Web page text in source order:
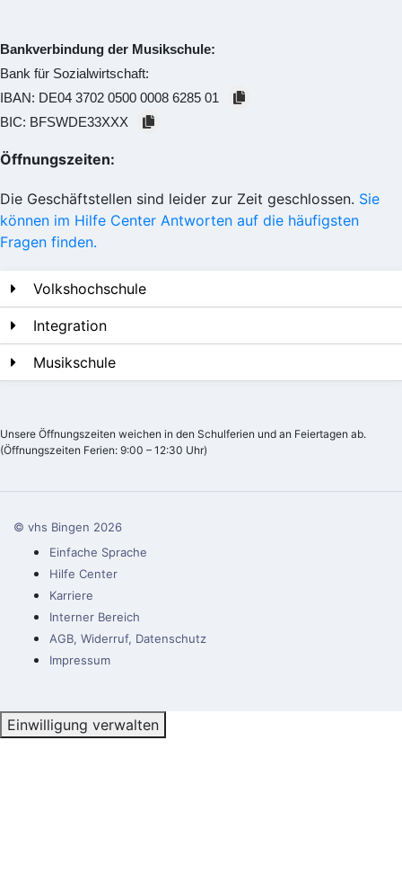
Bankverbindung der Musikschule:
Bank für Sozialwirtschaft:
IBAN: DE04 3702 0500 0008 6285 01
BIC: BFSWDE33XXX
Öffnungszeiten:
Die Geschäftstellen sind leider zur Zeit geschlossen. Sie
können im Hilfe Center Antworten auf die häufigsten
Fragen finden.
Volkshochschule
Integration
Musikschule
Unsere Öffnungszeiten weichen in den Schulferien und an Feiertagen ab.
(Öffnungszeiten Ferien: 9:00 – 12:30 Uhr)
© vhs Bingen 2026
Einfache Sprache
Hilfe Center
Karriere
Interner Bereich
AGB, Widerruf, Datenschutz
Impressum
Einwilligung verwalten